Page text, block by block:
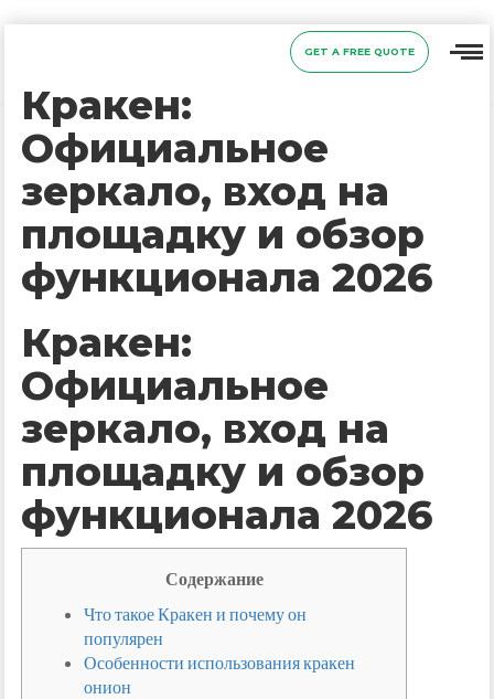
GET A FREE QUOTE
Кракен:
Официальное
зеркало, вход на
площадку и обзор
функционала 2026
Кракен:
Официальное
зеркало, вход на
площадку и обзор
функционала 2026
Содержание
Что такое Кракен и почему он
популярен
Особенности использования кракен
онион